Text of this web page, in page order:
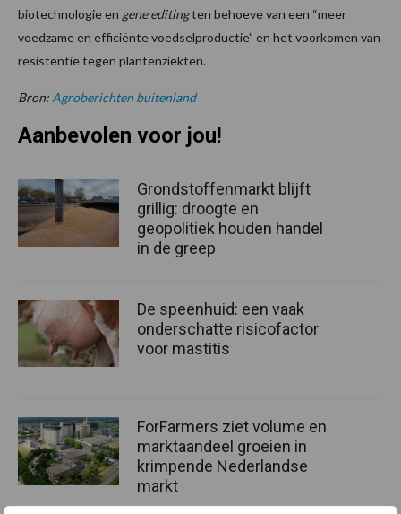
biotechnologie en gene editingten behoeve van een “meer
voedzame en efficiënte voedselproductie” en het voorkomen van
resistentie tegen plantenziekten.
Bron: Agroberichten buitenland
Aanbevolen voor jou!
Grondstoffenmarkt blijft
grillig: droogte en
geopolitiek houden handel
in de greep
De speenhuid: een vaak
onderschatte risicofactor
voor mastitis
ForFarmers ziet volume en
marktaandeel groeien in
krimpende Nederlandse
markt